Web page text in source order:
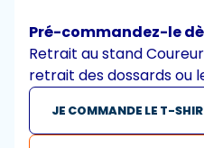
Pré-commandez-le
Retrait au stand
retrait des dossards ou
JE COMMANDE LE T-